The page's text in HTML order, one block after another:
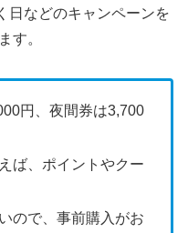
日などのキャンペーンを
す。
円、夜間券は3,700
ば、ポイントやクー
ので、事前購入がお